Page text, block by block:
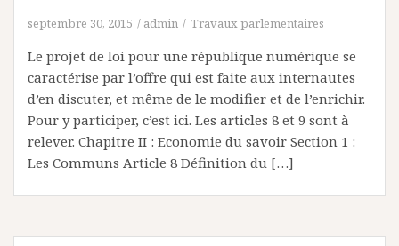
septembre 30, 2015 admin Travaux parlementaires
Le projet de loi pour une république numérique se
caractérise par l’offre qui est faite aux internautes
d’en discuter, et même de le modifier et de l’enrichir.
Pour y participer, c’est ici. Les articles 8 et 9 sont à
relever. Chapitre II : Economie du savoir Section 1 :
Les Communs Article 8 Définition du […]